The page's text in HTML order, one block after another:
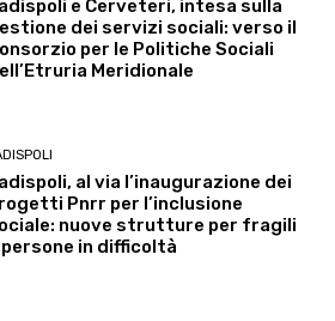
e Cerveteri, intesa sulla
dei servizi sociali: verso il
per le Politiche Sociali
Meridionale
al via l’inaugurazione dei
Pnrr per l’inclusione
nuove strutture per fragili
persone in difficoltà